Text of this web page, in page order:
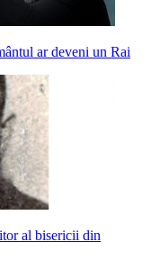
ar deveni un Rai
al bisericii din